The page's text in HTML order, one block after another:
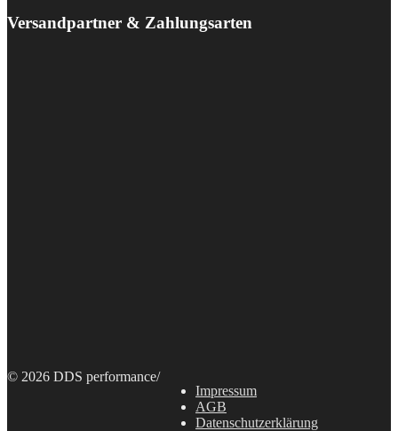
Versandpartner & Zahlungsarten
© 2026 DDS performance/
Impressum
AGB
Datenschutzerklärung